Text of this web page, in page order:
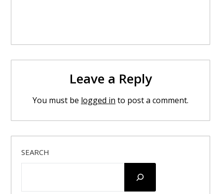
Leave a Reply
You must be logged in to post a comment.
SEARCH